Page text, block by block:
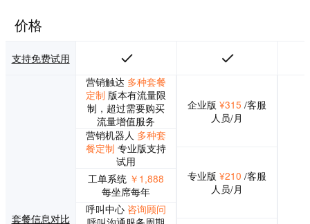
满足您的客户服务
业个性，比如将展
示企业Logo ，创建
自定义字段，或者
价格
支持免费试用
套餐信息对比
营销触达 多种套餐
定制 版本有流量限
制，超过需要购买
流量增值服务
营销机器人 多种套
餐定制 专业版支持
试用
工单系统 ￥1,888
每坐席每年
呼叫中心 咨询顾问
企业版 ¥315 /客服
人员/月
专业版 ¥210 /客服
人员/月